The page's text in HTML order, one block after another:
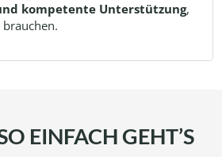
kompetente Unterstützung,
EINFACH GEHT’S